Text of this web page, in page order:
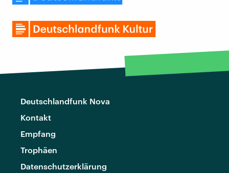
Deutschlandfunk Nova
Kontakt
Empfang
Trophäen
Datenschutzerklärung